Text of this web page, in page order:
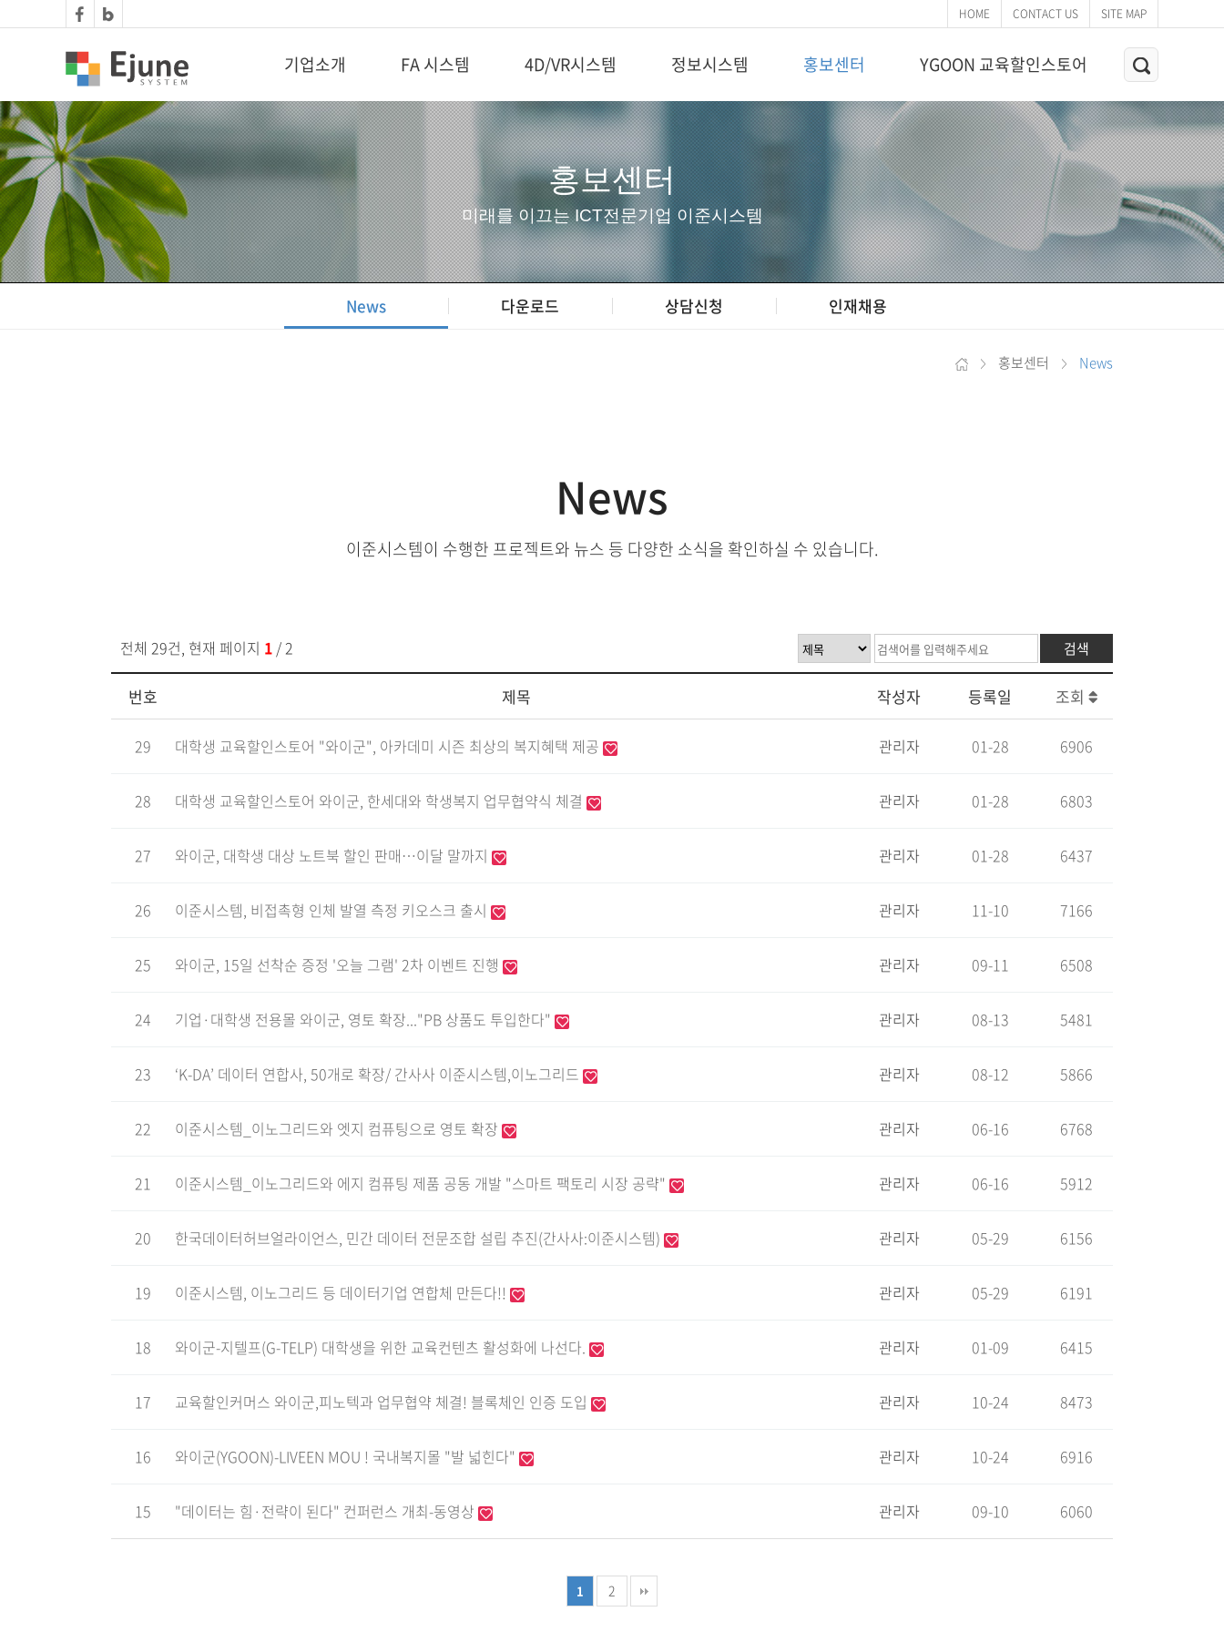
HOME CONTACT US SITE MAP
기업소개 FA 시스템 4D/VR시스템 정보시스템 홍보센터 YGOON 교육할인스토어
홍보센터
미래를 이끄는 ICT전문기업 이준시스템
News 다운로드 상담신청 인재채용
> 홍보센터 > News
News
이준시스템이 수행한 프로젝트와 뉴스 등 다양한 소식을 확인하실 수 있습니다.
전체 29건, 현재 페이지 1 / 2 검색
번호 제목 작성자 등록일 조회
29 대학생 교육할인스토어 "와이군", 아카데미 시즌 최상의 복지혜택 제공 관리자 01-28 6906
28 대학생 교육할인스토어 와이군, 한세대와 학생복지 업무협약식 체결 관리자 01-28 6803
27 와이군, 대학생 대상 노트북 할인 판매…이달 말까지 관리자 01-28 6437
26 이준시스템, 비접촉형 인체 발열 측정 키오스크 출시 관리자 11-10 7166
25 와이군, 15일 선착순 증정 '오늘 그램' 2차 이벤트 진행 관리자 09-11 6508
24 기업·대학생 전용몰 와이군, 영토 확장..."PB 상품도 투입한다" 관리자 08-13 5481
23 ‘K-DA’ 데이터 연합사, 50개로 확장/ 간사사 이준시스템,이노그리드 관리자 08-12 5866
22 이준시스템_이노그리드와 엣지 컴퓨팅으로 영토 확장 관리자 06-16 6768
21 이준시스템_이노그리드와 에지 컴퓨팅 제품 공동 개발 "스마트 팩토리 시장 공략" 관리자 06-16 5912
20 한국데이터허브얼라이언스, 민간 데이터 전문조합 설립 추진(간사사:이준시스템) 관리자 05-29 6156
19 이준시스템, 이노그리드 등 데이터기업 연합체 만든다!! 관리자 05-29 6191
18 와이군-지텔프(G-TELP) 대학생을 위한 교육컨텐츠 활성화에 나선다. 관리자 01-09 6415
17 교육할인커머스 와이군,피노텍과 업무협약 체결! 블록체인 인증 도입 관리자 10-24 8473
16 와이군(YGOON)-LIVEEN MOU ! 국내복지몰 "발 넓힌다" 관리자 10-24 6916
15 "데이터는 힘·전략이 된다" 컨퍼런스 개최-동영상 관리자 09-10 6060
1 2